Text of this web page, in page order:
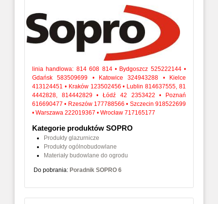
linia handlowa: 814 608 814 • Bydgoszcz 525222144 •
Gdańsk 583509699 • Katowice 324943288 • Kielce
413124451 • Kraków 123502456 • Lublin 814637555, 81
4442828, 814442829 • Łódź 42 2353422 • Poznań
616690477• Rzeszów 177788566• Szczecin 918522699
• Warszawa 222019367 • Wrocław 717165177
Kategorie produktów SOPRO
Produkty glazurnicze
Produkty ogólnobudowlane
Materiały budowlane do ogrodu
Do pobrania: Poradnik SOPRO 6